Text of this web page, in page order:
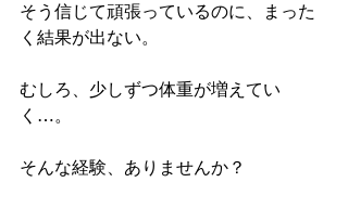
そう信じて頑張っているのに、まった
く結果が出ない。
むしろ、少しずつ体重が増えてい
く…。
そんな経験、ありませんか？